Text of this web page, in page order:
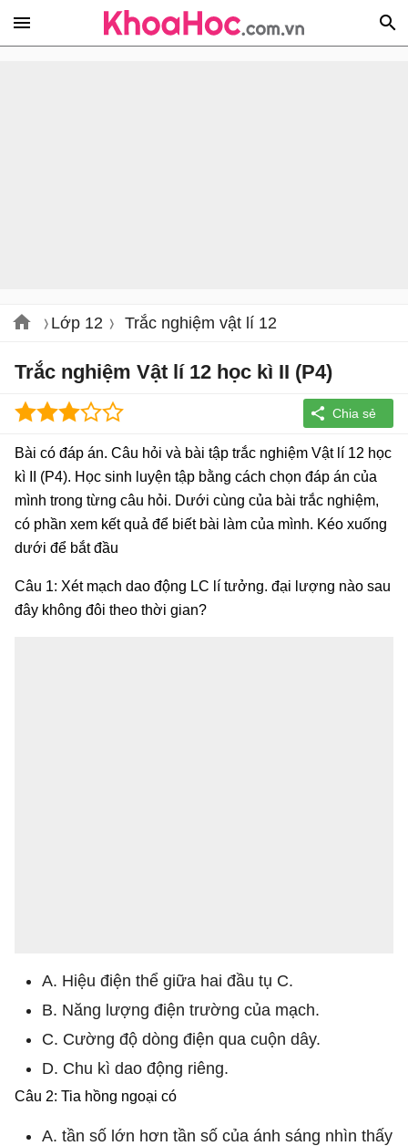
Lớp 12 Trắc nghiệm vật lí 12
Trắc nghiệm Vật lí 12 học kì II (P4)
Bài có đáp án. Câu hỏi và bài tập trắc nghiệm Vật lí 12 học
kì II (P4). Học sinh luyện tập bằng cách chọn đáp án của
mình trong từng câu hỏi. Dưới cùng của bài trắc nghiệm,
có phần xem kết quả để biết bài làm của mình. Kéo xuống
dưới để bắt đầu
Câu 1: Xét mạch dao động LC lí tưởng. đại lượng nào sau
đây không đôi theo thời gian?
A. Hiệu điện thể giữa hai đầu tụ C.
B. Năng lượng điện trường của mạch.
C. Cường độ dòng điện qua cuộn dây.
D. Chu kì dao động riêng.
Câu 2: Tia hồng ngoại có
A. tần số lớn hơn tần số của ánh sáng nhìn thấy